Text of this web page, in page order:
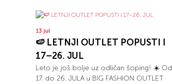
13 jul
🍉 LETNJI OUTLET POPUSTI I
17–26. JUL
Leto je još bolje uz odličan šoping! ☀️ Od
17. do 26. JULA u BIG FASHION OUTLET